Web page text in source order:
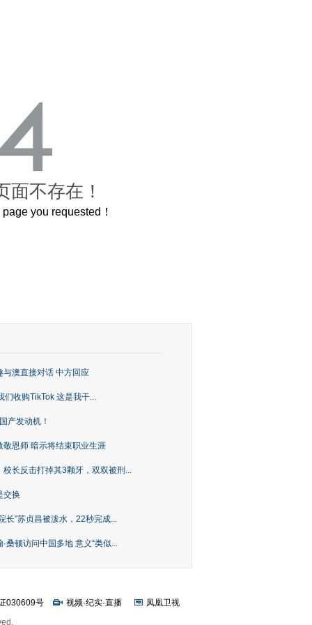
面不存在！
you requested！
澳直接对话 中方回应
们收购TikTok 这是我干...
产发动机！
恩师 暗示将结束职业生涯
长反击打掉其3颗牙，双双被刑...
交换
长”苏贞昌被泼水，22秒完成...
桑顿访问中国多地 意义“类似...
030609号 视频·纪实·直播
凤凰卫视